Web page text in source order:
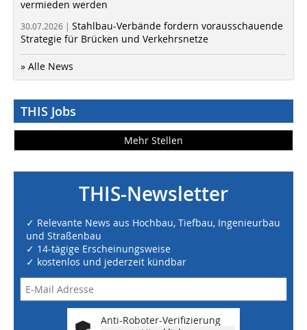
vermieden werden
30.07.2026 | Stahlbau-Verbände fordern vorausschauende
Strategie für Brücken und Verkehrsnetze
» Alle News
THIS Jobs
Mehr Stellen
THIS-Newsletter
✓ Relevante News aus Hochbau, Tiefbau, Ingenieurbau
und Straßenbau
✓ 14-tägige Erscheinungsweise
✓ kostenlos und jederzeit kündbar
Anti-Roboter-Verifizierung